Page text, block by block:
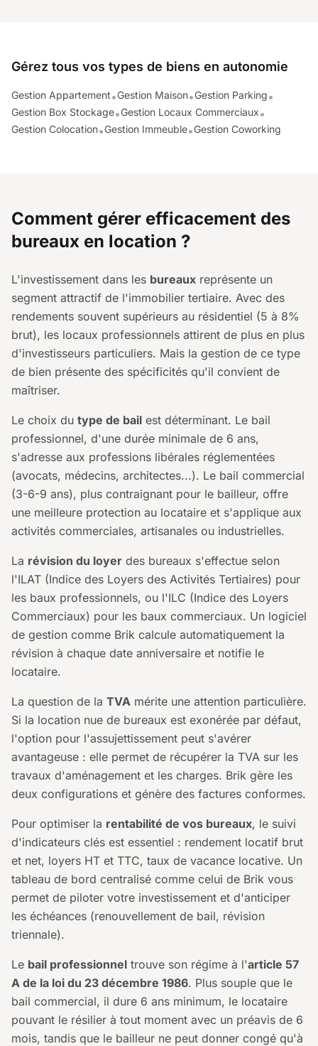
Gérez tous vos types de biens en autonomie
Gestion Appartement•Gestion Maison•Gestion Parking•
Gestion Box Stockage•Gestion Locaux Commerciaux•
Gestion Colocation•Gestion Immeuble•Gestion Coworking
Comment gérer efficacement des
bureaux en location ?
L'investissement dans les bureaux représente un
segment attractif de l'immobilier tertiaire. Avec des
rendements souvent supérieurs au résidentiel (5 à 8%
brut), les locaux professionnels attirent de plus en plus
d'investisseurs particuliers. Mais la gestion de ce type
de bien présente des spécificités qu'il convient de
maîtriser.
Le choix du type de bail est déterminant. Le bail
professionnel, d'une durée minimale de 6 ans,
s'adresse aux professions libérales réglementées
(avocats, médecins, architectes...). Le bail commercial
(3-6-9 ans), plus contraignant pour le bailleur, offre
une meilleure protection au locataire et s'applique aux
activités commerciales, artisanales ou industrielles.
La révision du loyer des bureaux s'effectue selon
l'ILAT (Indice des Loyers des Activités Tertiaires) pour
les baux professionnels, ou l'ILC (Indice des Loyers
Commerciaux) pour les baux commerciaux. Un logiciel
de gestion comme Brik calcule automatiquement la
révision à chaque date anniversaire et notifie le
locataire.
La question de la TVA mérite une attention particulière.
Si la location nue de bureaux est exonérée par défaut,
l'option pour l'assujettissement peut s'avérer
avantageuse : elle permet de récupérer la TVA sur les
travaux d'aménagement et les charges. Brik gère les
deux configurations et génère des factures conformes.
Pour optimiser la rentabilité de vos bureaux, le suivi
d'indicateurs clés est essentiel : rendement locatif brut
et net, loyers HT et TTC, taux de vacance locative. Un
tableau de bord centralisé comme celui de Brik vous
permet de piloter votre investissement et d'anticiper
les échéances (renouvellement de bail, révision
triennale).
Le bail professionnel trouve son régime à l'article 57
A de la loi du 23 décembre 1986. Plus souple que le
bail commercial, il dure 6 ans minimum, le locataire
pouvant le résilier à tout moment avec un préavis de 6
mois, tandis que le bailleur ne peut donner congé qu'à